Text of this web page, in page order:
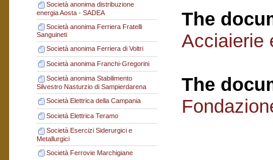
Società anonima distribuzione
energia Aosta - SADEA
Società anonima Ferriera Fratelli
Sanguineti
Società anonima Ferriera di Voltri
Società anonima Franchi-Gregorini
Società anonima Stabilimento
Silvestro Nasturzio di Sampierdarena
Società Elettrica della Campania
Società Elettrica Teramo
Società Esercizi Siderurgici e
Metallurgici
Società Ferrovie Marchigiane
The
Acciaierie
The